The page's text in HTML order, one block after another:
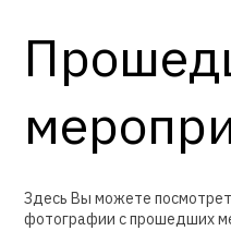
Здесь Вы можете
фотографии с прошедших